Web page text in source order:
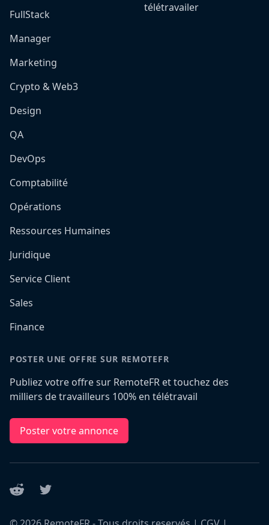
FullStack
Manager
Marketing
Crypto & Web3
Design
QA
DevOps
Comptabilité
Opérations
Ressources Humaines
Juridique
Service Client
Sales
Finance
télétravailer
POSTER UNE OFFRE SUR REMOTEFR
Publiez votre offre sur RemoteFR et touchez des
milliers de travailleurs 100% en télétravail
Poster votre annonce
Reddit Twitter